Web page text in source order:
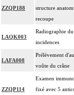
ZZQP188
structure
recoupe
LAQK003
Radiographie
incidences
LAFA008
Prélèvement
voûte du crâne
ZZQP114
Examen
fixé avec 5